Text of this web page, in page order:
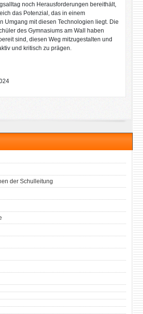
der Schulleitung
noch Herausforderungen bereithält,
das Potenzial, das in einem
Umgang mit diesen Technologien liegt. Die
des Gymnasiums am Wall haben
sind, diesen Weg mitzugestalten und
und kritisch zu prägen.